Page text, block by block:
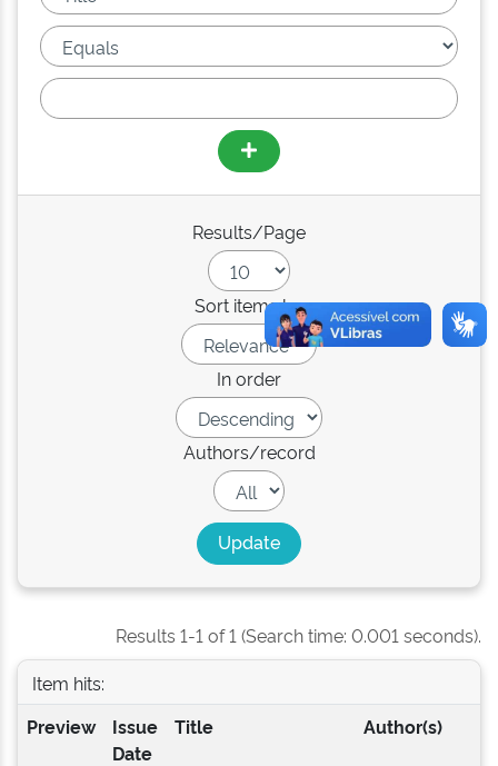
Results/Page
Sort items by
In order
Authors/record
Results 1-1 of 1 (Search time: 0.001 seconds).
Item hits:
Preview
Issue
Date
Title Author(s)